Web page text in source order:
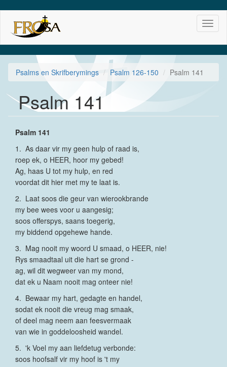
main
content
Psalms en Skrifberymings Psalm 126-150 Psalm 141
Psalm 141
Psalm 141
1. As daar vir my geen hulp of raad is,
roep ek, o HEER, hoor my gebed!
Ag, haas U tot my hulp, en red
voordat dit hier met my te laat is.
2. Laat soos die geur van wierookbrande
my bee wees voor u aangesig;
soos offerspys, saans toegerig,
my biddend opgehewe hande.
3. Mag nooit my woord U smaad, o HEER, nie!
Rys smaadtaal uit die hart se grond -
ag, wil dit wegweer van my mond,
dat ek u Naam nooit mag onteer nie!
4. Bewaar my hart, gedagte en handel,
sodat ek nooit die vreug mag smaak,
of deel mag neem aan feesvermaak
van wie in goddeloosheid wandel.
5. 'k Voel my aan liefdetug verbonde:
soos hoofsalf vir my hoof is 't my